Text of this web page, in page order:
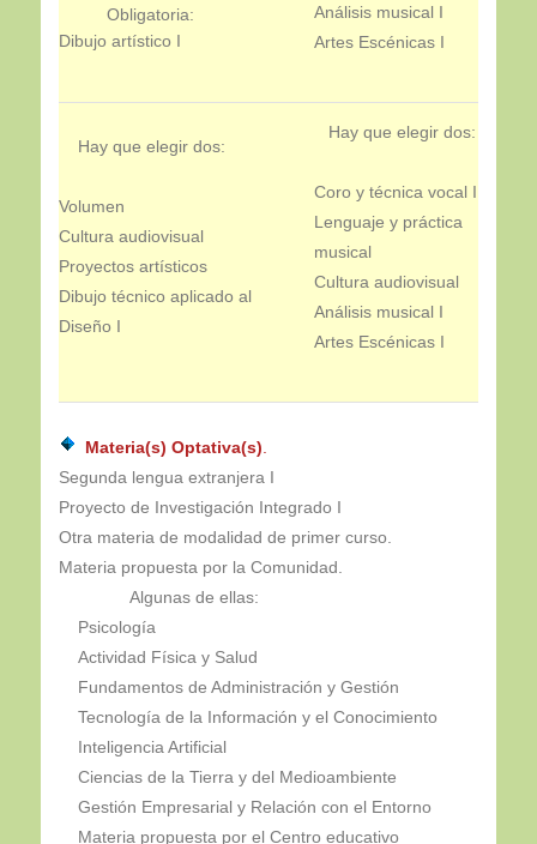
Obligatoria:
Dibujo artístico I
Análisis musical I
Artes Escénicas I
Hay que elegir dos:
Volumen
Cultura audiovisual
Proyectos artísticos
Dibujo técnico aplicado al
Diseño I
Hay que elegir dos:
Coro y técnica vocal I
Lenguaje y práctica
musical
Cultura audiovisual
Análisis musical I
Artes Escénicas I
Materia(s) Optativa(s)
Segunda lengua extranjera I
Proyecto de Investigación Integrado I
Otra materia de modalidad de primer curso.
Materia propuesta por la Comunidad.
Algunas de ellas:
Psicología
Actividad Física y Salud
Fundamentos de Administración y Gestión
Tecnología de la Información y el Conocimiento
Inteligencia Artificial
Ciencias de la Tierra y del Medioambiente
Gestión Empresarial y Relación con el Entorno
Materia propuesta por el Centro educativo